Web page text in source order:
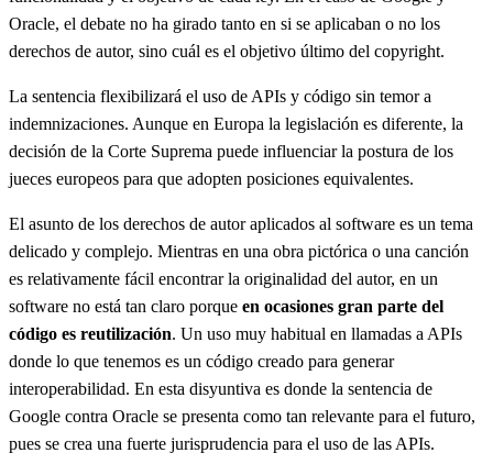
Oracle, el debate no ha girado tanto en si se aplicaban o no los
derechos de autor, sino cuál es el objetivo último del copyright.
La sentencia flexibilizará el uso de APIs y código sin temor a
indemnizaciones. Aunque en Europa la legislación es diferente, la
decisión de la Corte Suprema puede influenciar la postura de los
jueces europeos para que adopten posiciones equivalentes.
El asunto de los derechos de autor aplicados al software es un tema
delicado y complejo. Mientras en una obra pictórica o una canción
es relativamente fácil encontrar la originalidad del autor, en un
software no está tan claro porque en ocasiones gran parte del
código es reutilización. Un uso muy habitual en llamadas a APIs
donde lo que tenemos es un código creado para generar
interoperabilidad. En esta disyuntiva es donde la sentencia de
Google contra Oracle se presenta como tan relevante para el futuro,
pues se crea una fuerte jurisprudencia para el uso de las APIs.